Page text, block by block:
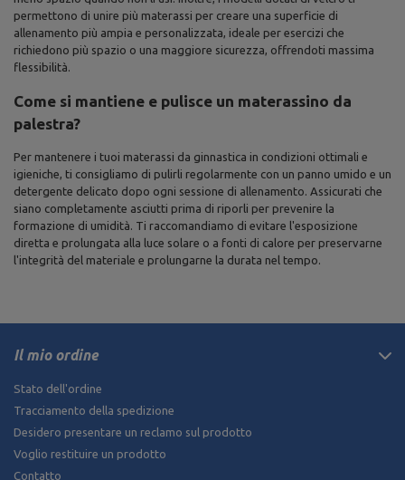
permettono di unire più materassi per creare una superficie di
allenamento più ampia e personalizzata, ideale per esercizi che
richiedono più spazio o una maggiore sicurezza, offrendoti massima
flessibilità.
Come si mantiene e pulisce un materassino da
palestra?
Per mantenere i tuoi materassi da ginnastica in condizioni ottimali e
igieniche, ti consigliamo di pulirli regolarmente con un panno umido e un
detergente delicato dopo ogni sessione di allenamento. Assicurati che
siano completamente asciutti prima di riporli per prevenire la
formazione di umidità. Ti raccomandiamo di evitare l'esposizione
diretta e prolungata alla luce solare o a fonti di calore per preservarne
l'integrità del materiale e prolungarne la durata nel tempo.
Il mio ordine
Stato dell'ordine
Tracciamento della spedizione
Desidero presentare un reclamo sul prodotto
Voglio restituire un prodotto
Contatto